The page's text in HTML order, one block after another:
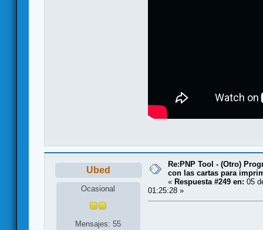
Ubed
Ocasional
Mensajes: 55
Re:PNP Tool - (Otro)
con las cartas para
« Respuesta #249 en: 05
01:25:28 »